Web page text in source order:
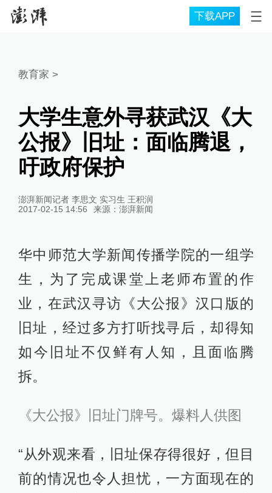
下载APP
教育家 >
大学生意外寻获武汉《大
公报》旧址：面临腾退，
吁政府保护
澎湃新闻记者 李思文 实习生 王积润
2017-02-15 14:56
来源： 澎湃新闻
华中师范大学新闻传播学院的一组学
生，为了完成课堂上老师布置的作
业，在武汉寻访《大公报》汉口版的
旧址，经过多方打听找寻后，却得知
如今旧址不仅鲜有人知，且面临腾
拆。
《大公报》 旧址门牌号。爆料人供图
“从外观来看，旧址保存得很好，但目
前的情况也令人担忧，一方面现在的